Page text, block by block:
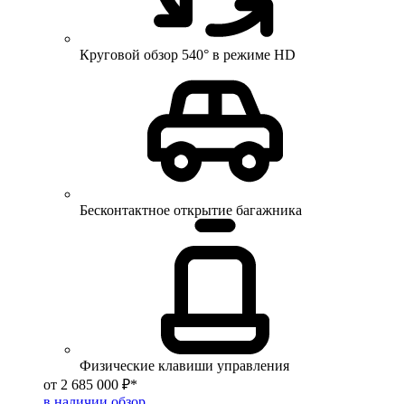
Круговой обзор 540° в режиме HD
Бесконтактное открытие багажника
Физические клавиши управления
от 2 685 000 ₽*